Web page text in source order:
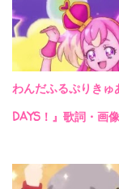
わんだふるぷりき
DAYS！』歌詞・画像